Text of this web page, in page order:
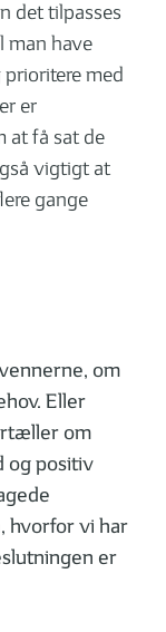
det tilpasses
man have
med
er
at få sat de
vigtigt at
gange
om
Eller
om
og positiv
hvorfor vi har
er